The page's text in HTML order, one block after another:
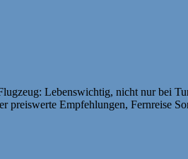
Lebenswichtig, nicht nur bei
preiswerte Empfehlungen, Fernreise